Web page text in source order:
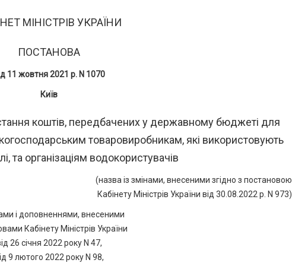
МІНІСТРІВ УКРАЇНИ
ПОСТАНОВА
11 жовтня 2021 р. N 1070
Київ
коштів, передбачених у державному бюджеті для
товаровиробникам, які використовують
та організаціям водокористувачів
(назва із змінами, внесеними згідно з постановою
Кабінету Міністрів України від 30.08.2022 р. N 973)
і доповненнями, внесеними
Кабінету Міністрів України
26 січня 2022 року N 47,
9 лютого 2022 року N 98,